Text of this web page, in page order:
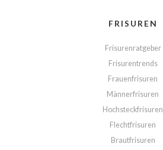
FRISUREN
Frisurenratgeber
Frisurentrends
Frauenfrisuren
Männerfrisuren
Hochsteckfrisuren
Flechtfrisuren
Brautfrisuren